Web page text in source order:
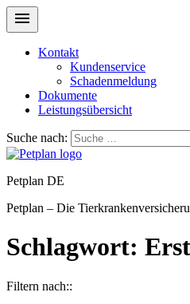
Kontakt
Kundenservice
Schadenmeldung
Dokumente
Leistungsübersicht
Suche nach:
Petplan DE
Petplan – Die
Schlagwort:
Filtern nach::